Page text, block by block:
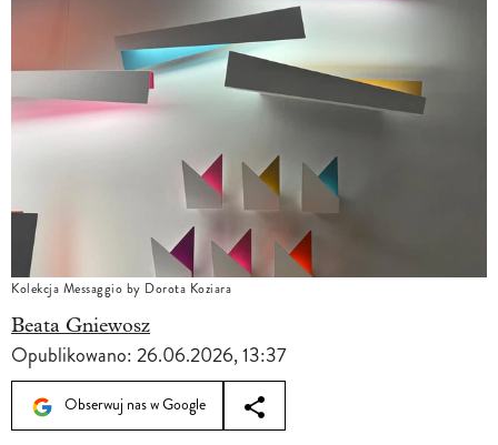
Kolekcja Messaggio by Dorota Koziara
Beata Gniewosz
Opublikowano:26.06.2026, 13:37
Obserwuj nas w Google